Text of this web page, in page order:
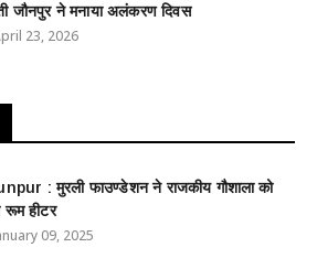
जौनपुर ने मनाया अलंकरण दिवस
23, 2026
: ​मुरली फाउण्डेशन ने राजकीय गौशाला को
रूम हीटर
09, 2025